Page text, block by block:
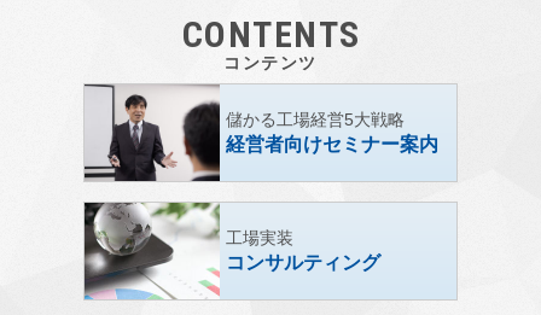
CONTENTS
コンテンツ
儲かる工場経営5大戦略
経営者向けセミナー案内
工場実装
コンサルティング